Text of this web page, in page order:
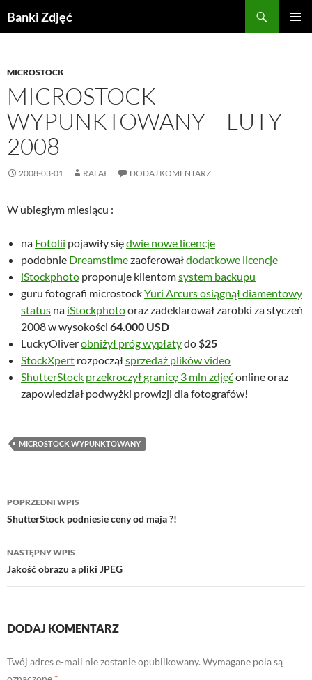
doBanki Zdjęć
MICROSTOCK
MICROSTOCK
WYPUNKTOWANY – LUTY
2008
2008-03-01 RAFAŁ DODAJ KOMENTARZ
W ubiegłym miesiącu :
na Fotolii pojawiły siędwie nowe licencje
podobnie Dreamstimezaoferowałdodatkowe licencje
iStockphoto proponuje klientomsystem backupu
guru fotografi microstockYuri Arcurs osiągnął diamentowy
status na iStockphotooraz zadeklarował zarobki za styczeń
2008 w wysokości 64.000 USD
LuckyOliverobniżył próg wypłatydo $25
StockXpert rozpocząłsprzedaż plików video
ShutterStock przekroczył granicę 3 mln zdjęćonline oraz
zapowiedział podwyżki prowizji dla fotografów!
MICROSTOCK WYPUNKTOWANY
Nawigacja
wpisu
POPRZEDNI WPIS
ShutterStock podniesie ceny od maja ?!
NASTĘPNY WPIS
Jakość obrazu a pliki JPEG
DODAJ KOMENTARZ
Twój adres e-mail nie zostanie opublikowany. Wymagane pola są